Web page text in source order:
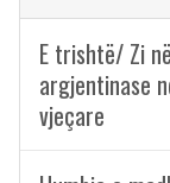
E trishtë/ Zi
argjentinase
vjeçare